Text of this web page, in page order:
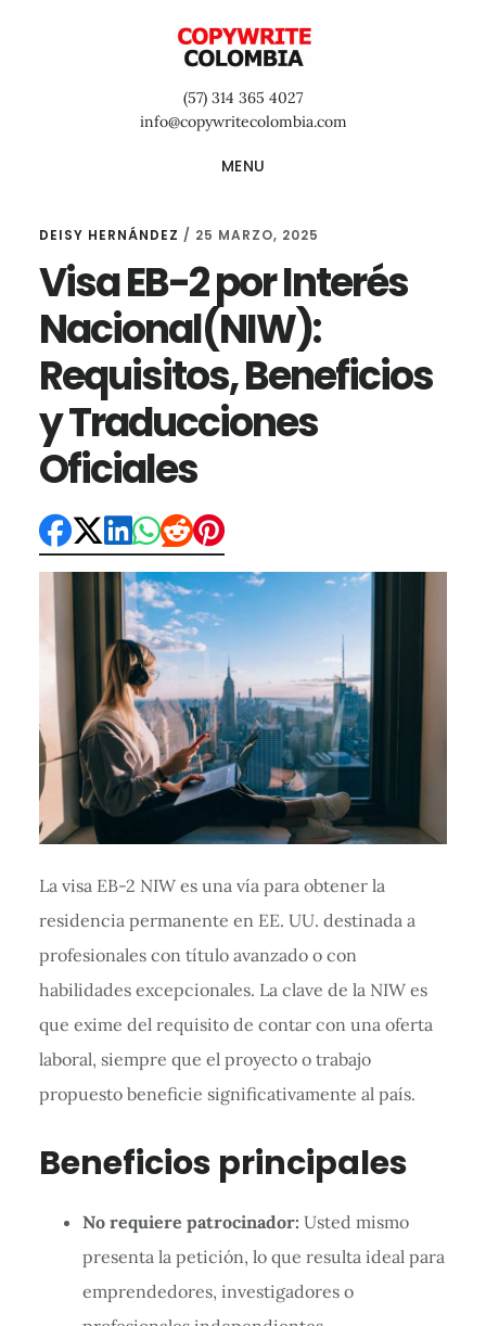
(57) 314 365 4027
info@copywritecolombia.com
MENU
DEISY HERNÁNDEZ / 25 MARZO, 2025
Visa EB-2 por Interés
Nacional(NIW):
Requisitos, Beneficios
y Traducciones
Oficiales
La visa EB-2 NIW es una vía para obtener la
residencia permanente en EE. UU. destinada a
profesionales con título avanzado o con
habilidades excepcionales. La clave de la NIW es
que exime del requisito de contar con una oferta
laboral, siempre que el proyecto o trabajo
propuesto beneficie significativamente al país.
Beneficios principales
No requiere patrocinador: Usted mismo
presenta la petición, lo que resulta ideal para
emprendedores, investigadores o